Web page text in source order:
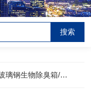
璃钢生物除臭箱/塔